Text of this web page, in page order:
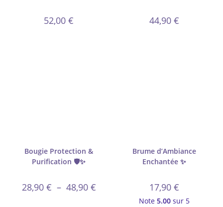
52,00€ 44,90 €
Bougie Protection &
Purification 🛡️✨
28,90 € – 48,90 €
Brume d’Ambiance
Enchantée ✨
17,90 €
Note 5.00sur 5